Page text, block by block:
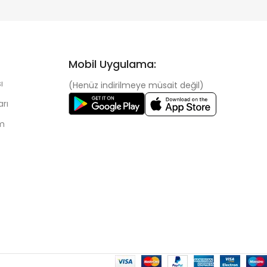
Mobil Uygulama:
(Henüz indirilmeye müsait değil)